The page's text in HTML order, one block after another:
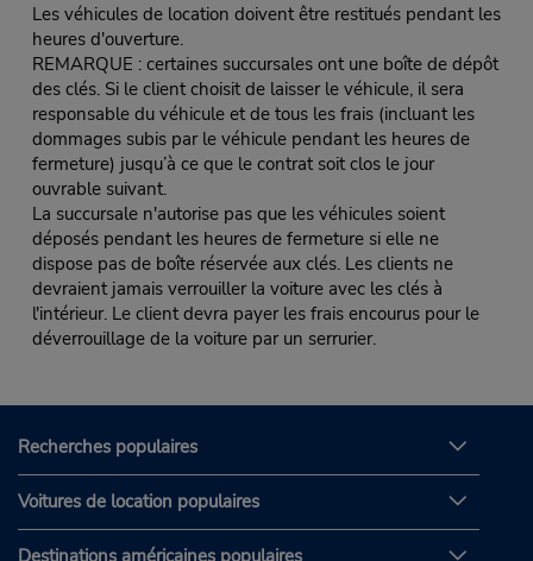
Les véhicules de location doivent être restitués pendant les
heures d'ouverture.
REMARQUE : certaines succursales ont une boîte de dépôt
des clés. Si le client choisit de laisser le véhicule, il sera
responsable du véhicule et de tous les frais (incluant les
dommages subis par le véhicule pendant les heures de
fermeture) jusqu’à ce que le contrat soit clos le jour
ouvrable suivant.
La succursale n'autorise pas que les véhicules soient
déposés pendant les heures de fermeture si elle ne
dispose pas de boîte réservée aux clés. Les clients ne
devraient jamais verrouiller la voiture avec les clés à
l'intérieur. Le client devra payer les frais encourus pour le
déverrouillage de la voiture par un serrurier.
Recherches populaires
Voitures de location populaires